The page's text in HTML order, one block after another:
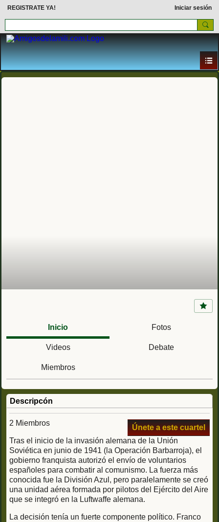
REGISTRATE YA! Iniciar sesión
Escuadrilla Azul (Aviación española integrada
Inicio Fotos
Videos Debate
Miembros
Descripcón
2 Miembros
Únete a este cuartel
Tras el inicio de la invasión alemana de la Unión
Soviética en junio de 1941 (la Operación Barbarroja), el
gobierno franquista autorizó el envío de voluntarios
españoles para combatir al comunismo. La fuerza más
conocida fue la División Azul, pero paralelamente se creó
una unidad aérea formada por pilotos del Ejército del Aire
que se integró en la Luftwaffe alemana.
La decisión tenía un fuerte componente político. Franco